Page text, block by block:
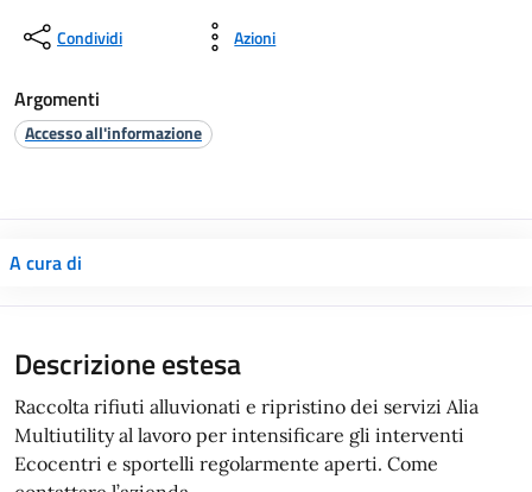
Condividi Azioni
Argomenti
Accesso all'informazione
A cura di
Descrizione estesa
Raccolta rifiuti alluvionati e ripristino dei servizi Alia
Multiutility al lavoro per intensificare gli interventi
Ecocentri e sportelli regolarmente aperti. Come